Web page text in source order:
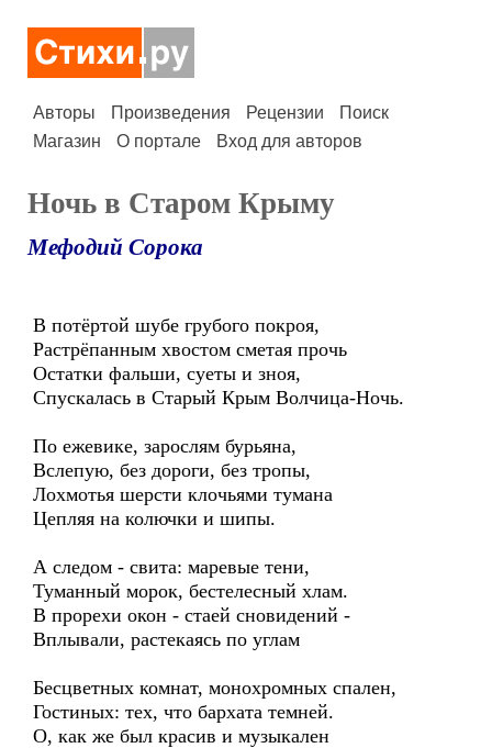
Авторы Произведения Рецензии
Поиск
Магазин
О портале Вход для авторов
Ночь в Старом Крыму
Мефодий Сорока
В потёртой шубе грубого покроя,
Растрёпанным хвостом сметая прочь
Остатки фальши, суеты и зноя,
Спускалась в Старый Крым Волчица-Ночь.
По ежевике, зарослям бурьяна,
Вслепую, без дороги, без тропы,
Лохмотья шерсти клочьями тумана
Цепляя на колючки и шипы.
А следом - свита: маревые тени,
Туманный морок, бестелесный хлам.
В прорехи окон - стаей сновидений -
Вплывали, растекаясь по углам
Бесцветных комнат, монохромных спален,
Гостиных: тех, что бархата темней.
О, как же был красив и музыкален